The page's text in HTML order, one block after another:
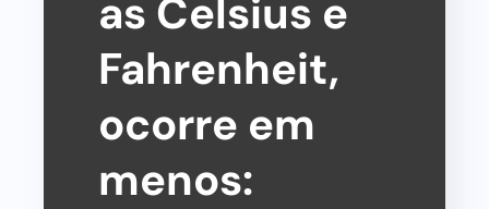
as Celsius e
Fahrenheit,
ocorre em
menos: